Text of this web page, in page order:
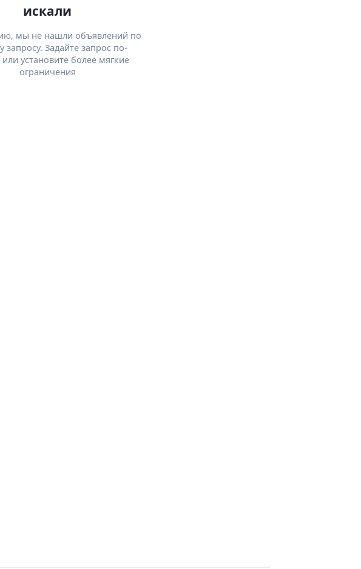
искали
мы не нашли объявлений по
запросу. Задайте запрос по-
или установите более мягкие
ограничения